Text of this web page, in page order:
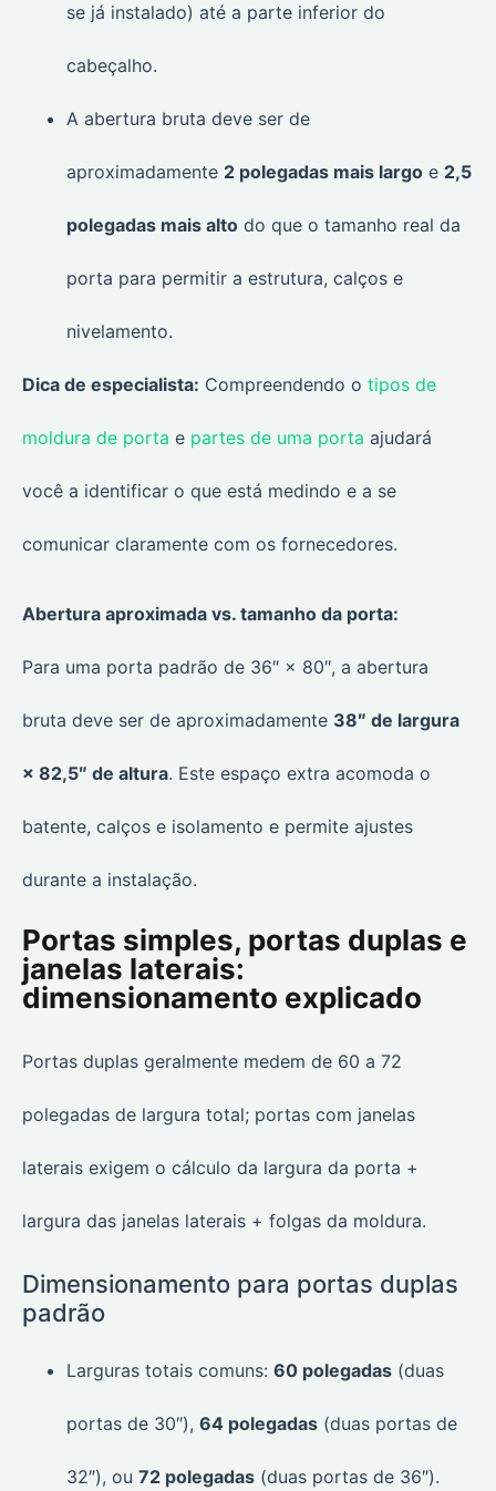
se já instalado) até a parte inferior do
cabeçalho.
A abertura bruta deve ser de
aproximadamente 2 polegadas mais largo e 2,5
polegadas mais alto do que o tamanho real da
porta para permitir a estrutura, calços e
nivelamento.
Dica de especialista: Compreendendo o tipos de
moldura de porta e partes de uma porta ajudará
você a identificar o que está medindo e a se
comunicar claramente com os fornecedores.
Abertura aproximada vs. tamanho da porta:
Para uma porta padrão de 36″ × 80″, a abertura
bruta deve ser de aproximadamente 38″ de largura
× 82,5″ de altura. Este espaço extra acomoda o
batente, calços e isolamento e permite ajustes
durante a instalação.
Portas simples, portas duplas e
janelas laterais:
dimensionamento explicado
Portas duplas geralmente medem de 60 a 72
polegadas de largura total; portas com janelas
laterais exigem o cálculo da largura da porta +
largura das janelas laterais + folgas da moldura.
Dimensionamento para portas duplas
padrão
Larguras totais comuns: 60 polegadas (duas
portas de 30″), 64 polegadas (duas portas de
32″), ou 72 polegadas (duas portas de 36″).